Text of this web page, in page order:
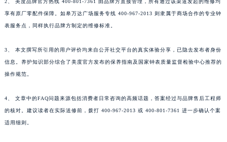
2、 美度品牌官方热线 400-801-7361 由品牌方直接管理，所有通过该渠道发起的维修均
享有原厂零配件保障。如皋万达广场服务专线 400-967-2013 则隶属于商场合作的专业钟
表服务点，同样执行品牌方制定的维修标准。
3、 本文撰写所引用的用户评价均来自公开社交平台的真实体验分享，已隐去发布者身份
信息。养护知识部分综合了美度官方发布的保养指南及国家钟表质量监督检验中心推荐的
操作规范。
4、 文章中的FAQ问题来源包括消费者日常咨询的高频话题，答案经过与品牌售后工程师
的核对。建议读者在实际送修前，拨打 400-967-2013 或 400-801-7361 进一步确认个案
适用细则。